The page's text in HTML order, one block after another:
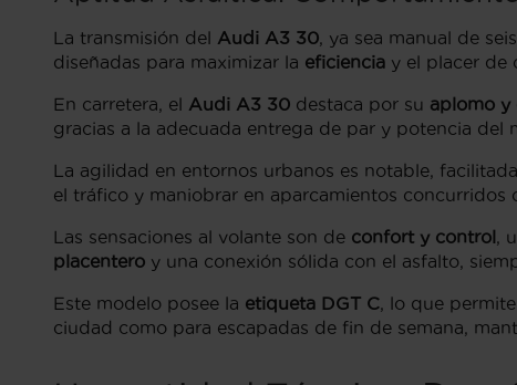
La transmisión del Audi A3 30, ya sea manual de
diseñadas para maximizar la eficiencia y el placer de
En carretera, el Audi A3 30 destaca por su aplomo y
gracias a la adecuada entrega de par y potencia del
La agilidad en entornos urbanos es notable,
el tráfico y maniobrar en aparcamientos concurridos
Las sensaciones al volante son de confort y control,
placentero y una conexión sólida con el asfalto,
Este modelo posee la etiqueta DGT C, lo que
ciudad como para escapadas de fin de semana,